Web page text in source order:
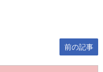
前の記事